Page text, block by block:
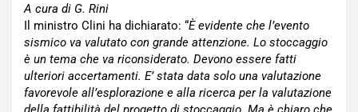
A cura di G. Rini
Il ministro Clini ha dichiarato: “È evidente che l’evento
sismico va valutato con grande attenzione. Lo stoccaggio
è un tema che va riconsiderato. Devono essere fatti
ulteriori accertamenti. E’ stata data solo una valutazione
favorevole all’esplorazione e alla ricerca per la valutazione